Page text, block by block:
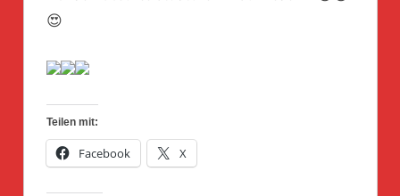
😍
Teilen mit:
Facebook X